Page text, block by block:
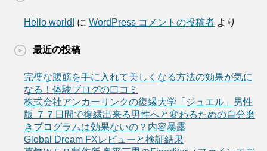
Hello world! に WordPress コメントの投稿者 より
最近の投稿
完璧な腹筋を手に入れて美しくなる方法の効果が気に
なる！体験ブログの口コミ
株式会社アンカーリンクの復縁大学「ジュエル」男性
版 ７７日間で復縁出来る男性へと変わるための自分磨
きプログラムは効果ないの？内容暴露
Global Dream FXレビューと検証結果